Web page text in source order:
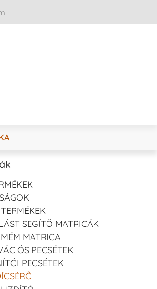
SEGÍTŐ MATRICÁK
MATRICA
PECSÉTEK
PECSÉTEK